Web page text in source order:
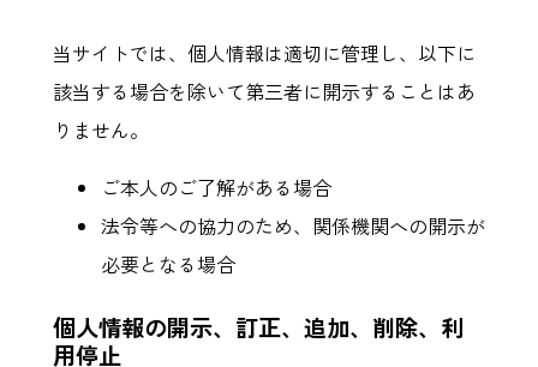
当サイトでは、個人情報は適切に管理し、以下に
該当する場合を除いて第三者に開示することはあ
りません。
ご本人のご了解がある場合
法令等への協力のため、関係機関への開示が
必要となる場合
個人情報の開示、訂正、追加、削除、利
用停止